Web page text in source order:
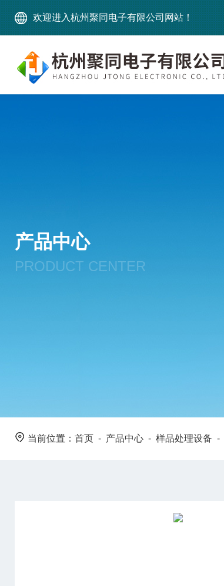
欢迎进入杭州聚同电子有限公司网站！
产品中心
PRODUCT CENTER
当前位置： 首页 - 产品中心 - 样品处理设备 -